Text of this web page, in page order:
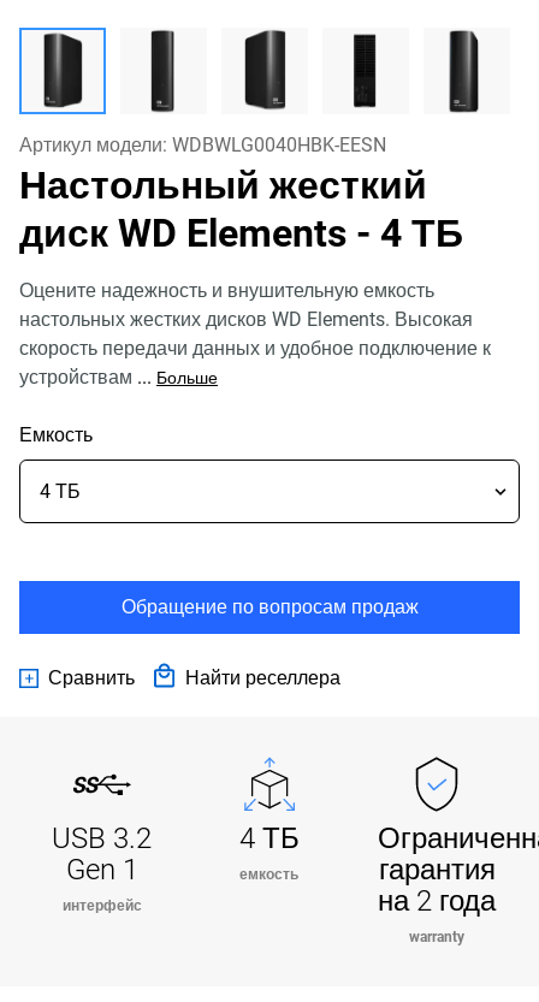
Артикул модели: WDBWLG0040HBK-EESN
Настольный жесткий
диск WD Elements - 4 ТБ
Оцените надежность и внушительную емкость
настольных жестких дисков WD Elements. Высокая
скорость передачи данных и удобное подключение к
устройствам ... Больше
Емкость
Обращение по вопросам продаж
Сравнить Найти реселлера
USB 3.2
Gen 1
интерфейс
4 ТБ
емкость
гарантия
на 2 года
warranty